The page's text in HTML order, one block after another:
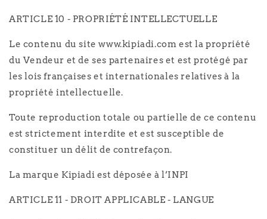
ARTICLE 10 - PROPRIÉTÉ INTELLECTUELLE
Le contenu du site www.kipiadi.com est la propriété
du Vendeur et de ses partenaires et est protégé par
les lois françaises et internationales relatives à la
propriété intellectuelle.
Toute reproduction totale ou partielle de ce contenu
est strictement interdite et est susceptible de
constituer un délit de contrefaçon.
La marque Kipiadi est déposée à l’INPI
ARTICLE 11 - DROIT APPLICABLE - LANGUE